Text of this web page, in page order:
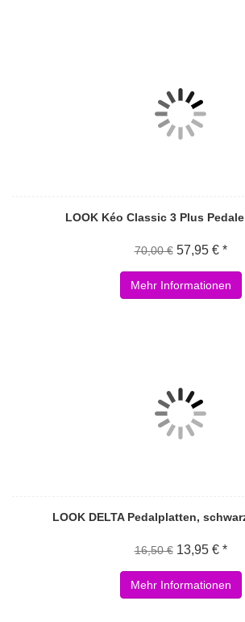
LOOK Kéo Classic 3 Plus
70,00 € 57,95 € *
Mehr Informationen
LOOK DELTA Pedalplatten,
16,50 € 13,95 € *
Mehr Informationen